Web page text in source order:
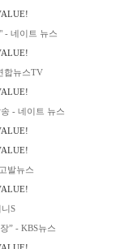
- 네이트 뉴스
합뉴스TV
- 네이트 뉴스
발뉴스
S
” - KBS뉴스